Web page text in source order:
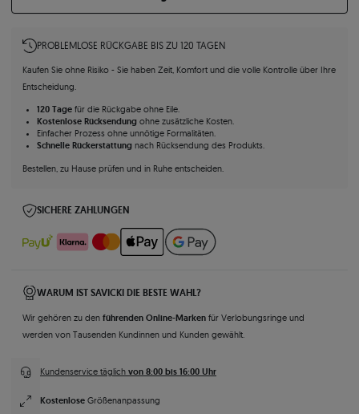
PROBLEMLOSE RÜCKGABE BIS ZU 120 TAGEN
Kaufen Sie ohne Risiko - Sie haben Zeit, Komfort und die volle Kontrolle über Ihre
Entscheidung.
120 Tagefür die Rückgabe ohne Eile.
Kostenlose Rücksendungohne zusätzliche Kosten.
Einfacher Prozess ohne unnötige Formalitäten.
Schnelle Rückerstattungnach Rücksendung des Produkts.
Bestellen, zu Hause prüfen und in Ruhe entscheiden.
SICHERE ZAHLUNGEN
WARUM IST SAVICKI DIE BESTE WAHL?
Wir gehören zu den führenden Online-Marken für Verlobungsringe und
werden von Tausenden Kundinnen und Kunden gewählt.
Kundenservice täglich von 8:00 bis 16:00 Uhr
Kostenlose Größenanpassung